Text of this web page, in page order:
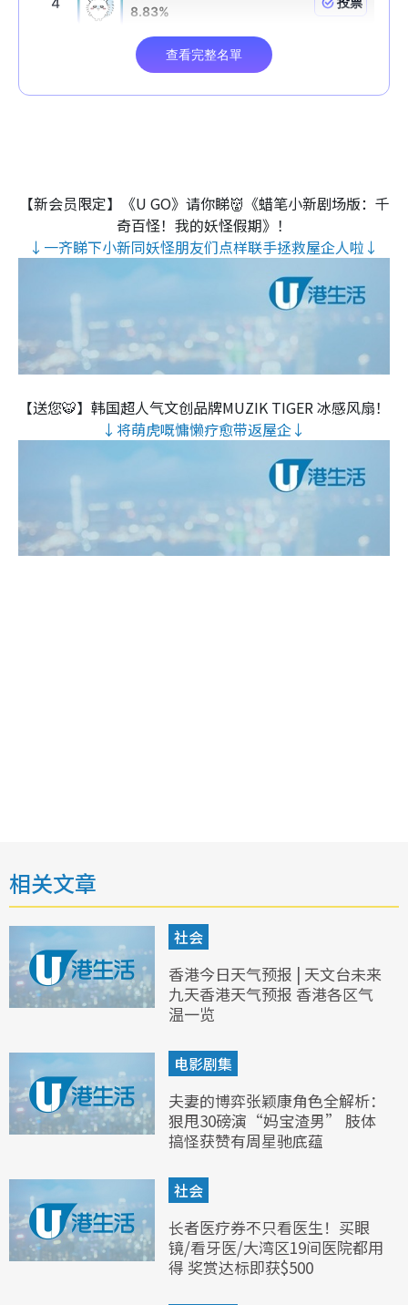
【新会员限定】《U GO》请你睇👹《蜡笔小新剧场版：千
奇百怪！我的妖怪假期》！
↓一齐睇下小新同妖怪朋友们点样联手拯救屋企人啦↓
【送您🐯】韩国超人气文创品牌MUZIK TIGER 冰感风扇！
↓将萌虎嘅慵懒疗愈带返屋企↓
相关文章
社会
香港今日天气预报 | 天文台未来
九天香港天气预报 香港各区气
温一览
电影剧集
夫妻的博弈张颖康角色全解析：
狠甩30磅演“妈宝渣男” 肢体
搞怪获赞有周星驰底蕴
社会
长者医疗券不只看医生！买眼
镜/看牙医/大湾区19间医院都用
得 奖赏达标即获$500